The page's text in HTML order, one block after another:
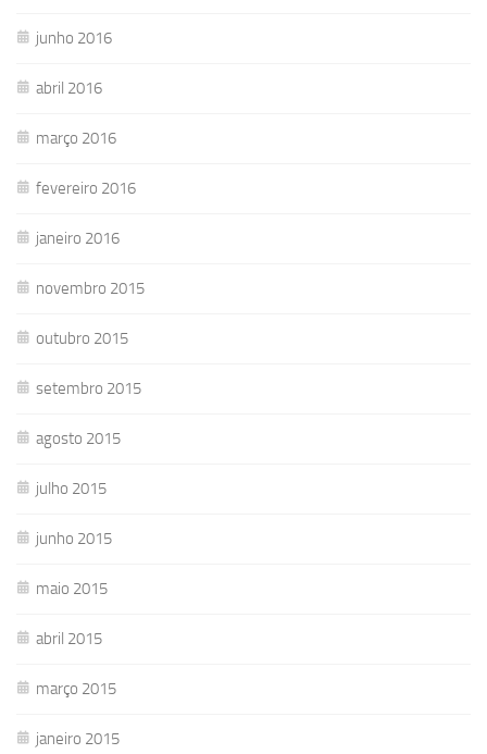
junho 2016
abril 2016
março 2016
fevereiro 2016
janeiro 2016
novembro 2015
outubro 2015
setembro 2015
agosto 2015
julho 2015
junho 2015
maio 2015
abril 2015
março 2015
janeiro 2015